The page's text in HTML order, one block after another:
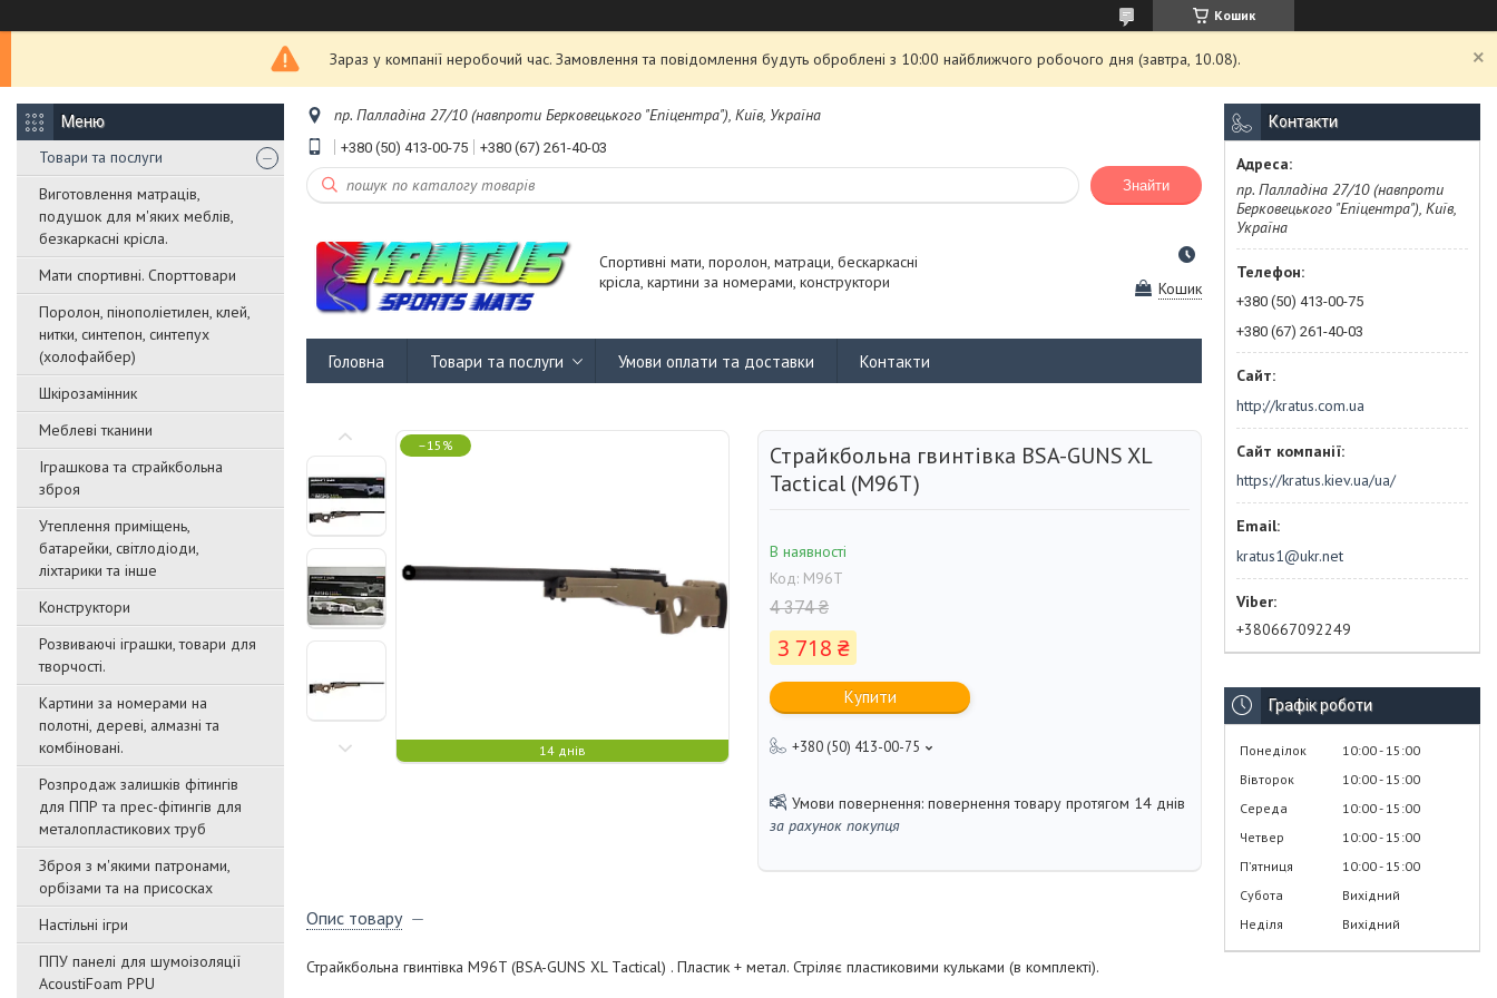
Кошик
Зараз у компанії неробочий час. Замовлення та повідомлення будуть оброблені з 10:00 найближчого робочого дня (завтра, 10.08).
Товари та послуги
Виготовлення матраців,
подушок для м'яких меблів,
безкаркасні крісла.
Мати спортивні. Спорттовари
Поролон, пінополіетилен, клей,
нитки, синтепон, синтепух
(холофайбер)
Шкірозамінник
Меблеві тканини
Іграшкова та страйкбольна
зброя
Утеплення приміщень,
батарейки, світлодіоди,
ліхтарики та інше
Конструктори
Розвиваючі іграшки, товари для
творчості.
Картини за номерами на
полотні, дереві, алмазні та
комбіновані.
Розпродаж залишків фітингів
для ППР та прес-фітингів для
металопластикових труб
Зброя з м'якими патронами,
орбізами та на присосках
Настільні ігри
ППУ панелі для шумоізоляції
AcoustiFoam PPU
пр. Палладіна 27/10 (навпроти Берковецького "Епіцентра"), Київ, Україна
+380 (50) 413-00-75 +380 (67) 261-40-03
Знайти
Спортивні мати, поролон, матраци, бескаркасні
крісла, картини за номерами, конструктори
Кошик
Головна Товари та послуги Умови оплати та доставки Контакти
–15%
14 днів
Страйкбольна гвинтівка BSA-GUNS XL
Tactical (M96T)
В наявності
Код: M96T
4 374 ₴
3 718 ₴
Купити
+380 (50) 413-00-75
повернення товару протягом 14 днів
за рахунок покупця
Опис товару
Страйкбольна гвинтівка M96T (BSA-GUNS XL Tactical) . Пластик + метал. Стріляє пластиковими кульками (в комплекті).
Контакти
пр. Палладіна 27/10 (навпроти
Берковецького "Епіцентра"), Київ,
Україна
+380 (50) 413-00-75
+380 (67) 261-40-03
http://kratus.com.ua
https://kratus.kiev.ua/ua/
kratus1@ukr.net
+380667092249
Графік роботи
Понеділок 10:00 15:00
Вівторок
10:00 15:00
Середа
10:00 15:00
Четвер
10:00 15:00
Пʼятниця
10:00 15:00
Субота
Вихідний
Неділя
Вихідний